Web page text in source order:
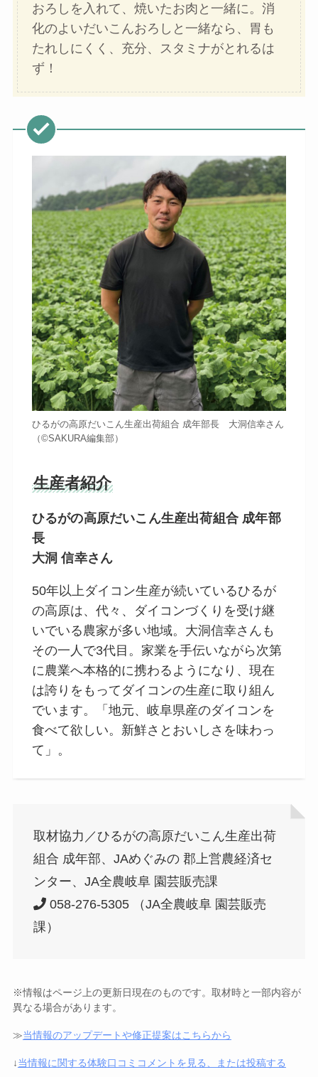
おろしを入れて、焼いたお肉と一緒に。消
化のよいだいこんおろしと一緒なら、胃も
たれしにくく、充分、スタミナがとれるは
ず！
ひるがの高原だいこん生産出荷組合 成年部長 大洞信幸さん
（©️SAKURA編集部）
生産者紹介
ひるがの高原だいこん生産出荷組合 成年部
長
大洞 信幸さん
50年以上ダイコン生産が続いているひるが
の高原は、代々、ダイコンづくりを受け継
いでいる農家が多い地域。大洞信幸さんも
その一人で3代目。家業を手伝いながら次第
に農業へ本格的に携わるようになり、現在
は誇りをもってダイコンの生産に取り組ん
でいます。「地元、岐阜県産のダイコンを
食べて欲しい。新鮮さとおいしさを味わっ
て」。
取材協力／ひるがの高原だいこん生産出荷
組合 成年部、JAめぐみの 郡上営農経済セ
ンター、JA全農岐阜 園芸販売課
058-276-5305 （JA全農岐阜 園芸販売
課）
※情報はページ上の更新日現在のものです。取材時と一部内容が
異なる場合があります。
≫当情報のアップデートや修正提案はこちらから
↓当情報に関する体験口コミコメントを見る、または投稿する